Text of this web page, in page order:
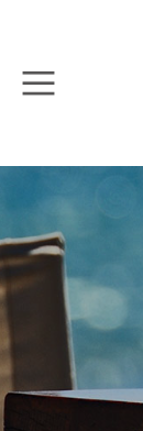
Aller au
Rechercher